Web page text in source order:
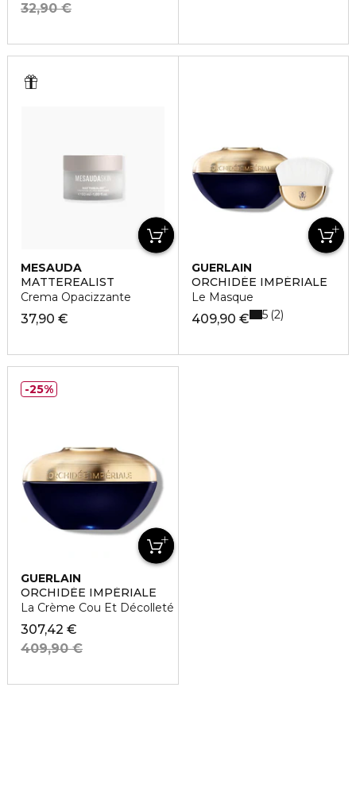
32,90 €
MESAUDA
MATTEREALIST
Crema Opacizzante
37,90 €
GUERLAIN
ORCHIDÉE IMPÉRIALE
Le Masque
409,90 € 5 2
GUERLAIN
ORCHIDÉE IMPÉRIALE
La Crème Cou Et Décolleté
307,42 €
409,90 €
25%